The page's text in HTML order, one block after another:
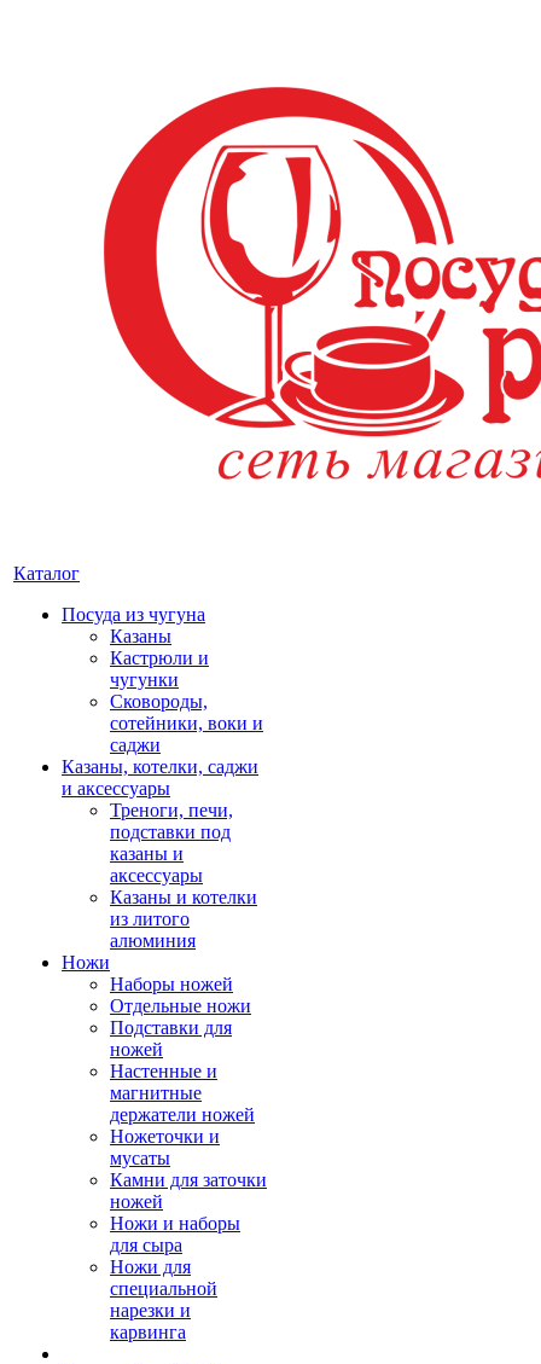
Каталог
Посуда из чугуна
Казаны
Кастрюли и
чугунки
Сковороды,
сотейники, воки и
саджи
Казаны, котелки, саджи
и аксессуары
Треноги, печи,
подставки под
казаны и
аксессуары
Казаны и котелки
из литого
алюминия
Ножи
Наборы ножей
Отдельные ножи
Подставки для
ножей
Настенные и
магнитные
держатели ножей
Ножеточки и
мусаты
Камни для заточки
ножей
Ножи и наборы
для сыра
Ножи для
специальной
нарезки и
карвинга